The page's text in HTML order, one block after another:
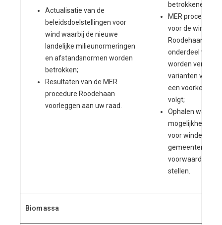
Actualisatie van de
beleidsdoelstellingen voor
wind waarbij de nieuwe
landelijke milieunormeringen
en afstandsnormen worden
betrokken;
Resultaten van de MER
procedure Roodehaan
voorleggen aan uw raad.
betrokkenen;
MER procedure
voor de
Roodehaan.
onderdeel van de
worden
varianten
een
volgt;
Ophalen wat de
mogelijkheden
voor
gemeenten, en
voorwaarden we
stellen.
Biomassa